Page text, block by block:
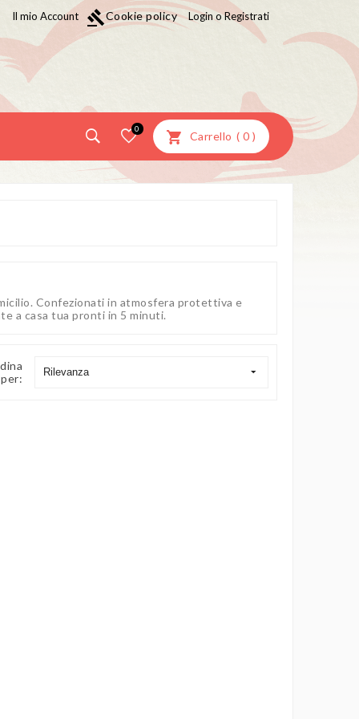
Il mio Account gavelCookie policy Login o Registrati
0
Carrello ( 0 )
Confezionati in atmosfera protettiva e
a casa tua pronti in 5 minuti.
per:
Rilevanza